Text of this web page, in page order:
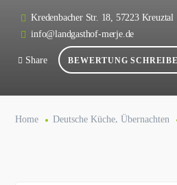
Kredenbacher Str. 18, 57223 Kreuztal
info@landgasthof-merje.de
Share BEWERTUNG
Home Deutsche Küche,Übernachten